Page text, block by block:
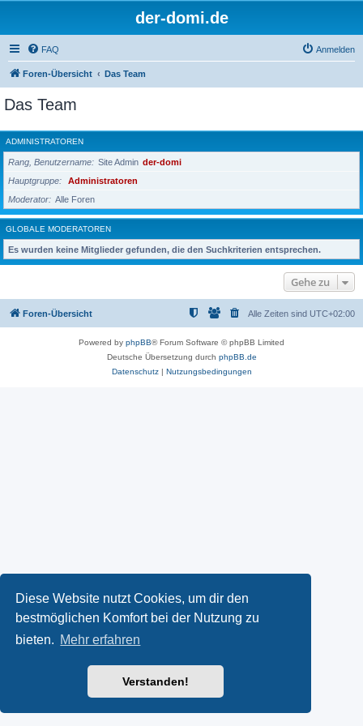
Diese Website nutzt Cookies, um dir den
bestmöglichen Komfort bei der Nutzung zu
bieten. Mehr erfahren
Verstanden!
der-domi.de
FAQ Anmelden
Foren-Übersicht Das Team
Das Team
ADMINISTRATOREN
Rang, Benutzername Site Admin der-domi
Hauptgruppe
Administratoren
Moderator
Alle Foren
GLOBALE MODERATOREN
Es wurden keine Mitglieder gefunden, die den Suchkriterien entsprechen.
Gehe zu
Foren-Übersicht Alle Zeiten sind UTC+02:00
Powered by phpBB® Forum Software © phpBB Limited
Deutsche Übersetzung durch phpBB.de
Datenschutz| Nutzungsbedingungen